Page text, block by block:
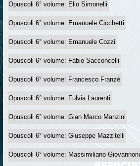
Opuscoli 6° volume: Elio Simonelli
Opuscoli 6° volume: Emanuele Cicchetti
Opuscoli 6° volume: Emanuele Cozzi
Opuscoli 6° volume: Fabio Sacconcelli
Opuscoli 6° volume: Francesco Franzè
Opuscoli 6° volume: Fulvia Laurenti
Opuscoli 6° volume: Gian Marco Manzini
Opuscoli 6° volume: Giuseppe Mazzitelli
Opuscoli 6° volume: Massimiliano Giovannoni